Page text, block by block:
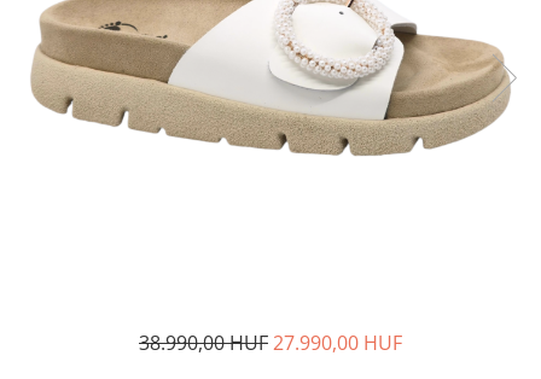
Női nyitott papucs - DOSS
Női szandál - DOSS
Férfi nyitott papucs - DOSS
Házi papucs - DOSS
PIUMETTA - gördülő talpú lábbeli
LEON KLOMPE LÁBBELI
38.990,00 HUF27.990,00 HUF